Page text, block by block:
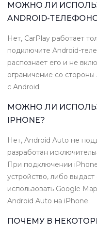
МОЖНО ЛИ
ANDROID-
Нет, CarPlay работает
подключите Android-
распознает его и не
ограничение со
с Android.
МОЖНО ЛИ
IPHONE?
Нет, Android Auto не
разработан
При подключении
устройство, либо
использовать Google
Android Auto на iPhone.
ПОЧЕМУ В